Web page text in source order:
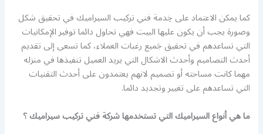
كما يمكن الاعتماد على خِدمة فني تركيب السيراميك في تحقيق شكل
وصورة يجب أن يكون عليها البيت فهي تحاول دائما توفير الإمكانيات
التي تساعدهم في تحقيق جَميع رغبات العملاء، كما تسعى إلى تقديم
أحدث التصاميم وأحدث الاشكال التي يريد العميل تنفيذها في منزله
مهما كانت مساحته أو تصميم لانهم يعتمدون على أحدث التقنيات
التي تساعدهم على تغيير وتجديد دائما.
ما هي أنواع السيراميك التي تستخدمها شركة فني تركيب سيراميك ؟